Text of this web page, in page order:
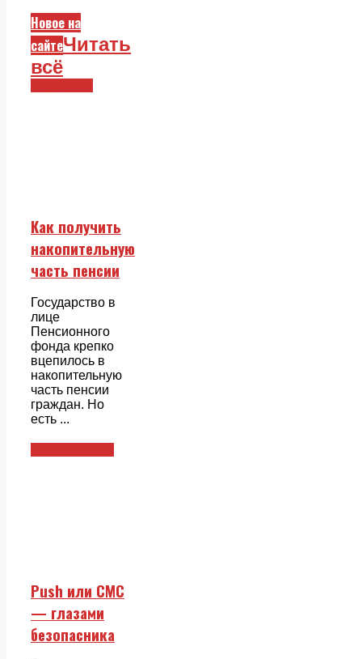
Новое на
сайтеЧитать
всё
Как получить
накопительную
часть пенсии
Государство в
лице
Пенсионного
фонда крепко
вцепилось в
накопительную
часть пенсии
граждан. Но
есть ...
Push или СМС
— глазами
безопасника